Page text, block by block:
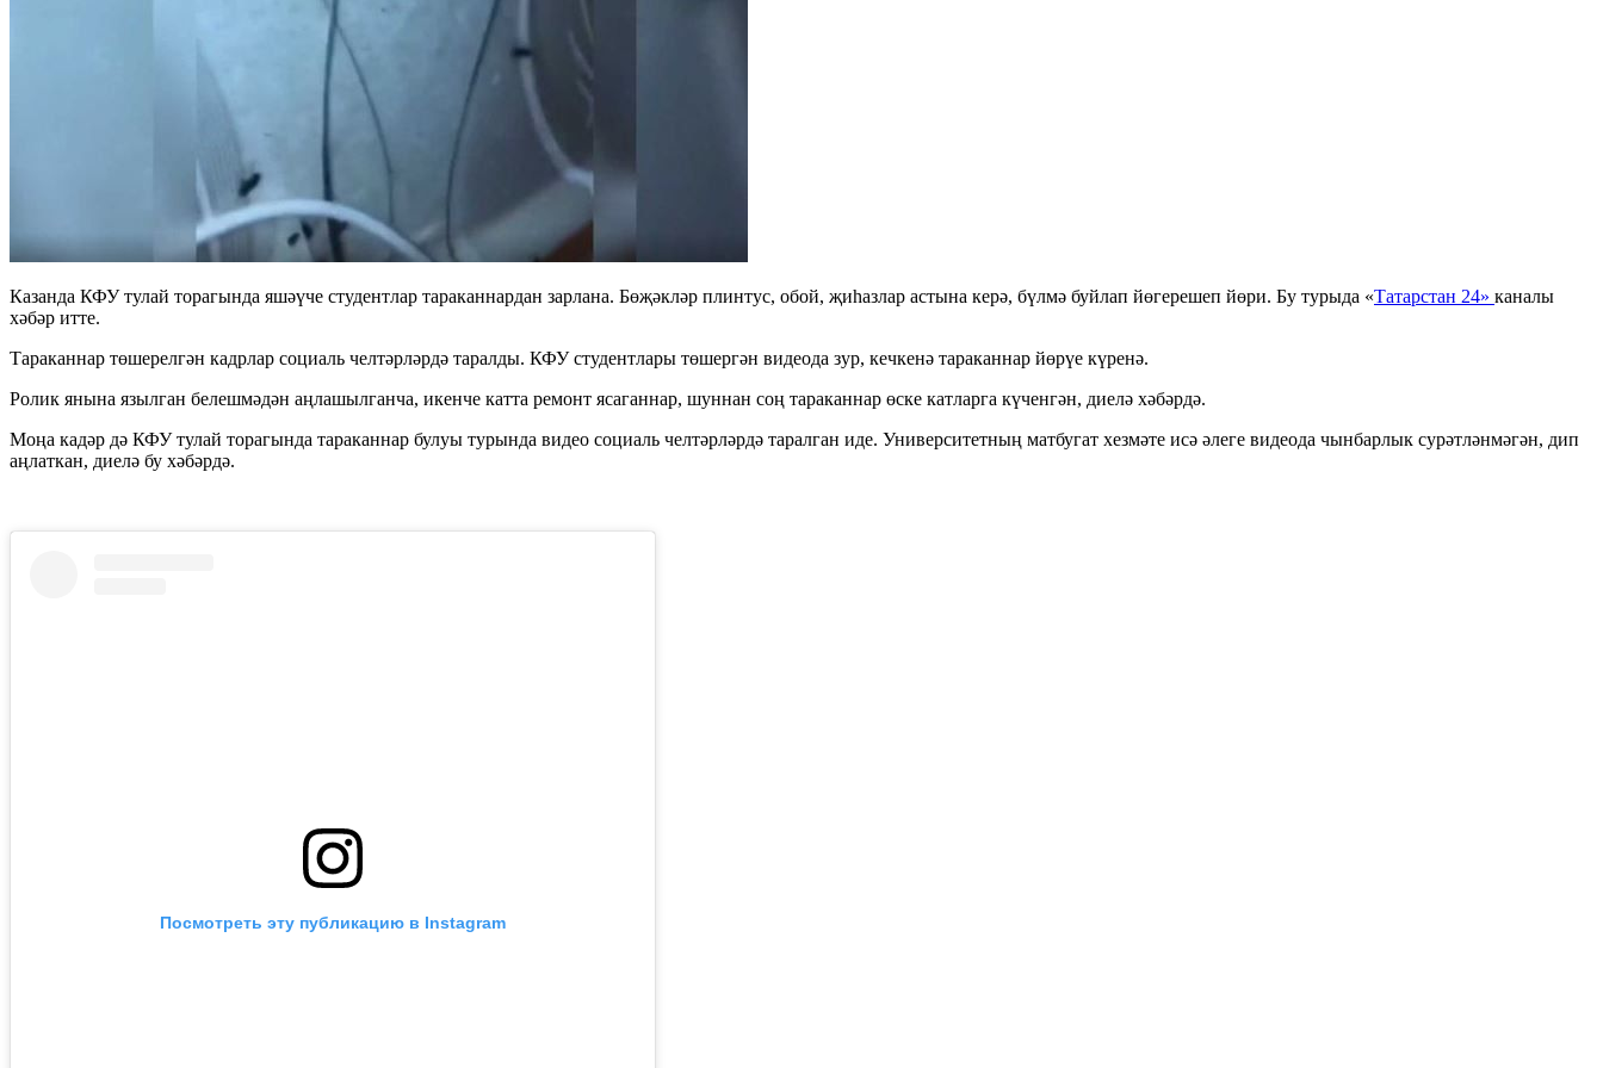
Казанда КФУ тулай торагында яшәүче студентлар тараканнардан зарлана. Бөҗәкләр плинтус, обой, җиһазлар астына керә, бүлмә буйлап йөгерешеп йөри. Бу турыда «Татарстан 24» каналы
хәбәр итте.
Тараканнар төшерелгән кадрлар социаль челтәрләрдә таралды. КФУ студентлары төшергән видеода зур, кечкенә тараканнар йөрүе күренә.
Ролик янына язылган белешмәдән аңлашылганча, икенче катта ремонт ясаганнар, шуннан соң тараканнар өске катларга күченгән, диелә хәбәрдә.
Моңа кадәр дә КФУ тулай торагында тараканнар булуы турында видео социаль челтәрләрдә таралган иде. Университетның матбугат хезмәте исә әлеге видеода чынбарлык сурәтләнмәгән, дип
аңлаткан, диелә бу хәбәрдә.
Посмотреть эту публикацию в Instagram